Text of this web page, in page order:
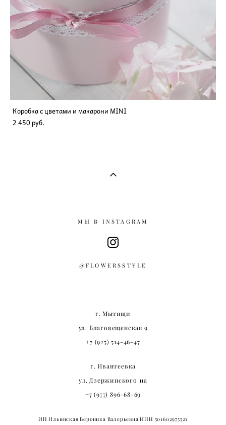
Коробка с цветами и макарони MINI
2 450 pуб.
МЫ В INSTAGRAM
@FLOWERSSTYLE
г. Мытищи
ул. Благовещенская 9
+7 (925) 514-46-47
г. Ивантеевка
ул. Дзержинского 11а
+7 (977) 896-68-69
ИП Ильинская Вероника Валерьевна ИНН 501602975521